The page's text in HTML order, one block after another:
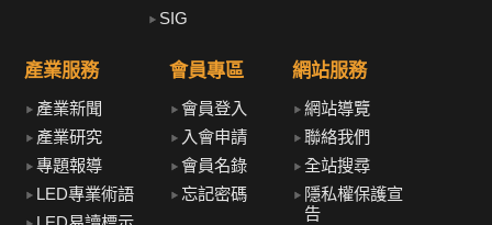
SIG
產業服務
產業新聞
產業研究
專題報導
LED專業術語
會員專區
會員登入
入會申請
會員名錄
忘記密碼
網站服務
網站導覽
聯絡我們
全站搜尋
隱私權保護宣
告